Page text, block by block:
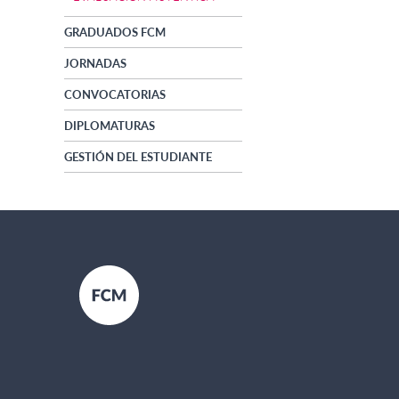
GRADUADOS FCM
JORNADAS
CONVOCATORIAS
DIPLOMATURAS
GESTIÓN DEL ESTUDIANTE